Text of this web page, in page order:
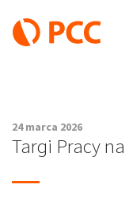
24 marca 2026
Targi Pracy